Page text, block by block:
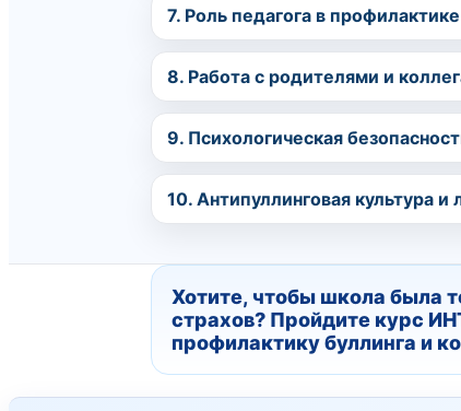
7. Роль педагога в
8. Работа с родителями и
9. Психологическая
10. Антипуллинговая культура
Хотите, чтобы школа была
страхов? Пройдите курс
профилактику буллинга и